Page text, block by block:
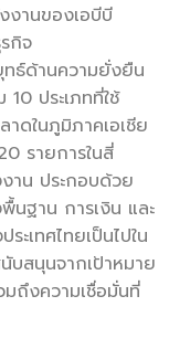
งานของเอบีบี
กิจ
ธ์ด้านความยั่งยืน
ประเภทที่ใช้
ดในภูมิภาคเอเชีย
รายการในสี่
าน ประกอบด้วย
นฐาน การเงิน และ
ะเทศไทยเป็นไปใน
บสนุนจากเป้าหมาย
ถึงความเชื่อมั่นที่